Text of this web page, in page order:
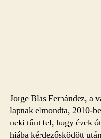
Jorge Blas Fernández, a
lapnak elmondta, 2010-
neki tűnt fel, hogy évek
hiába kérdezősködött